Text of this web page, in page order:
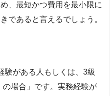
、最短かつ費用を最小限に
であると言えるでしょう。
験がある人もしくは、3級
場合」です。実務経験が